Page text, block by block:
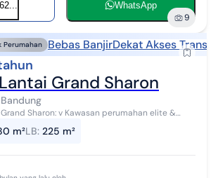
WhatsApp
9
Perumahan Bebas BanjirDekat Akses
Grand Sharon
perumahan elite &
system & keamanan 24 jam v️ Dekat
v...
m²LB: 225 m²